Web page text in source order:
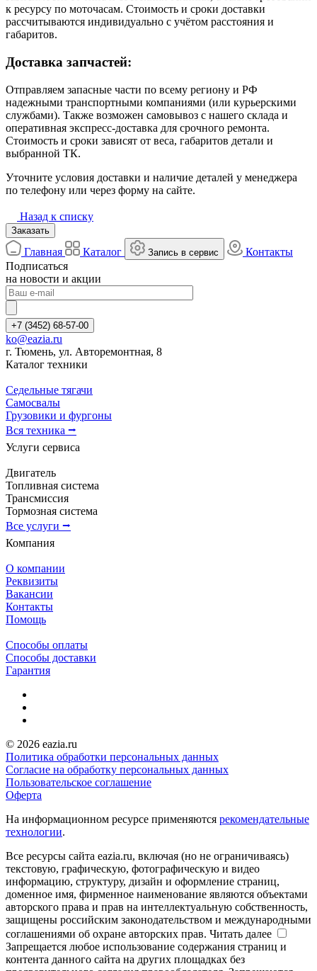
к ресурсу по моточасам. Стоимость и сроки доставки
рассчитываются индивидуально с учётом расстояния и
габаритов.
Доставка запчастей:
Отправляем запасные части по всему региону и РФ
надежными транспортными компаниями (или курьерскими
службами). Также возможен самовывоз с нашего склада и
оперативная экспресс-доставка для срочного ремонта.
Стоимость и сроки зависят от веса, габаритов детали и
выбранной ТК.
Уточните условия доставки и наличие деталей у менеджера
по телефону или через форму на сайте.
Назад к списку
Заказать
Главная Каталог Запись в сервис
Контакты
Подписаться
на новости и акции
+7 (3452) 68-57-00
ko@eazia.ru
г. Тюмень, ул. Авторемонтная, 8
Каталог техники
Седельные тягачи
Самосвалы
Грузовики и фургоны
Вся техника ⭢
Услуги сервиса
Двигатель
Топливная система
Трансмиссия
Тормозная система
Все услуги ⭢
Компания
О компании
Реквизиты
Вакансии
Контакты
Помощь
Способы оплаты
Способы доставки
Гарантия
© 2026 eazia.ru
Политика обработки персональных данных
Согласие на обработку персональных данных
Пользовательское соглашение
Оферта
На информационном ресурсе применяются рекомендательные
технологии.
Все ресурсы сайта eazia.ru, включая (но не ограничиваясь)
текстовую, графическую, фотографическую и видео
информацию, структуру, дизайн и оформление страниц,
доменное имя, фирменное наименование являются объектами
авторского права и прав на интеллектуальную собственность,
защищены российским законодательством и международными
соглашениями об охране авторских прав. Читать далее
Запрещается любое использование содержания страниц и
контента данного сайта на других площадках без